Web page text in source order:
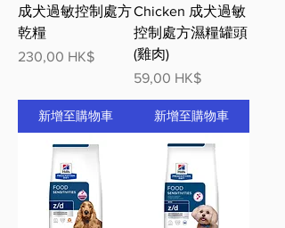
成犬過敏控制處方
乾糧
價格
230,00 HK$
新增至購物車
Chicken 成犬過敏
控制處方濕糧罐頭
(雞肉)
價格
59,00 HK$
新增至購物車